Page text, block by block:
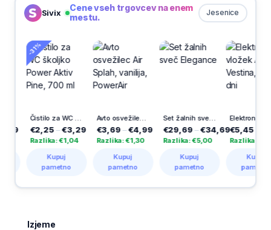
Sivix Jesenice
Cene vseh trgovcev na enem
mestu.
Čistilo za WC školjko Power Aktiv Pine, 700 ml
€2,25– €3,29
Razlika: €1,04
pametno
Avto osvežilec Air Splah, vanilija, PowerAir
€3,69–€4,99
Razlika: €1,30
pametno
Set žalnih sveč Elegance
€29,69–€34,69
Razlika: €5,00
pametno
Elektronski vložek Apolon, Vestina, 365 dni
€5,45– €9,98
Razlika: €4,53
pametno
Izjeme